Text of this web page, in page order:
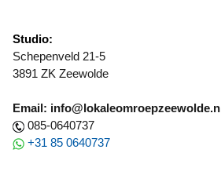
Studio:
Schepenveld 21-5
3891 ZK Zeewolde
Email: info@lokaleomroepzeewolde.nl
085-0640737
+31 85 0640737